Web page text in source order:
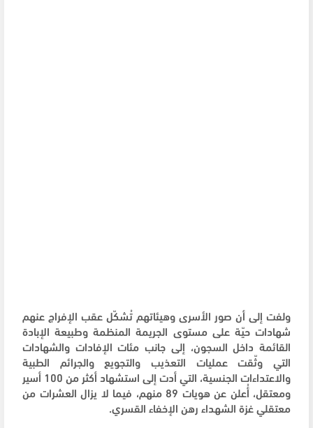
ولفت إلى أن صور الأسرى وهيئاتهم تُشكّل عقب الإفراج عنهم
شهادات حيّة على مستوى الجريمة المنظمة وطبيعة الإبادة
القائمة داخل السجون، إلى جانب مئات الإفادات والشهادات
التي وثّقت عمليات التعذيب والتجويع والجرائم الطبية
والاعتداءات الجنسية، التي أدت إلى استشهاد أكثر من 100 أسير
ومعتقل، أُعلن عن هويات 89 منهم، فيما لا يزال العشرات من
معتقلي غزة الشهداء رهن الإخفاء القسري.